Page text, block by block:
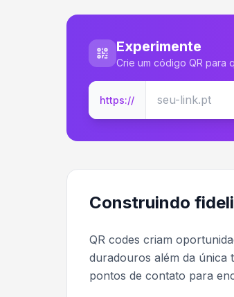
Experimente
Crie um código QR para
https://
Construindo
QR codes criam
duradouros além da única
pontos de contato para